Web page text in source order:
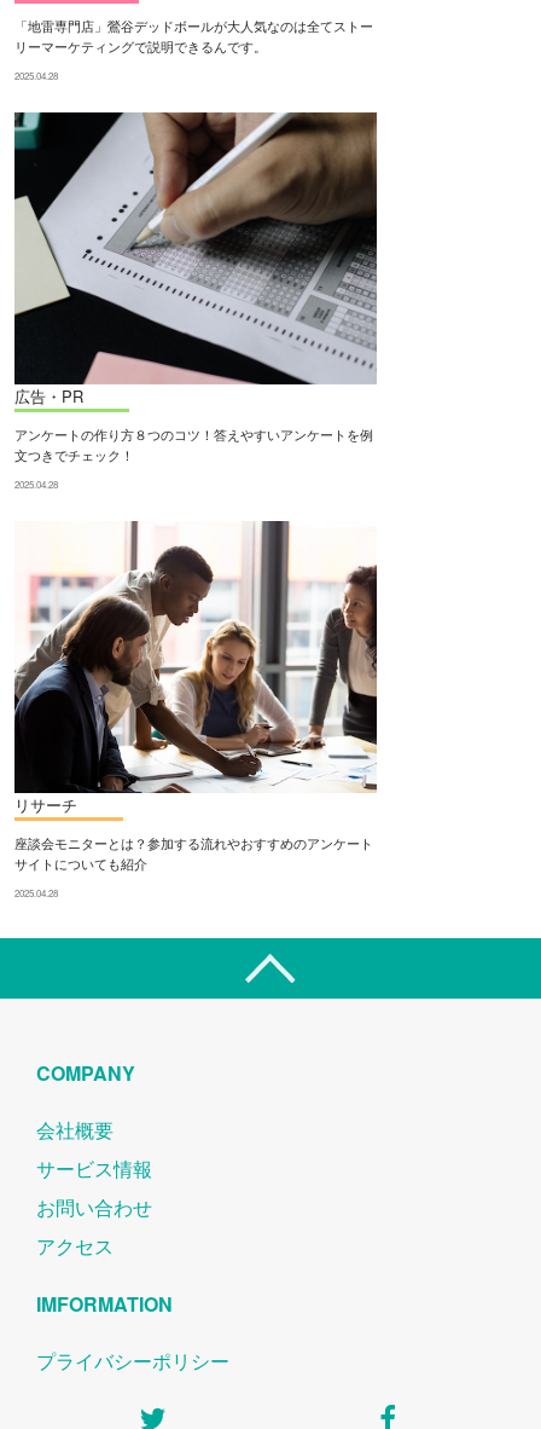
「地雷専門店」鶯谷デッドボールが大人気なのは全てストー
リーマーケティングで説明できるんです。
2025.04.28
広告・PR
アンケートの作り方８つのコツ！答えやすいアンケートを例
文つきでチェック！
2025.04.28
リサーチ
座談会モニターとは？参加する流れやおすすめのアンケート
サイトについても紹介
2025.04.28
COMPANY
会社概要
サービス情報
お問い合わせ
アクセス
IMFORMATION
プライバシーポリシー